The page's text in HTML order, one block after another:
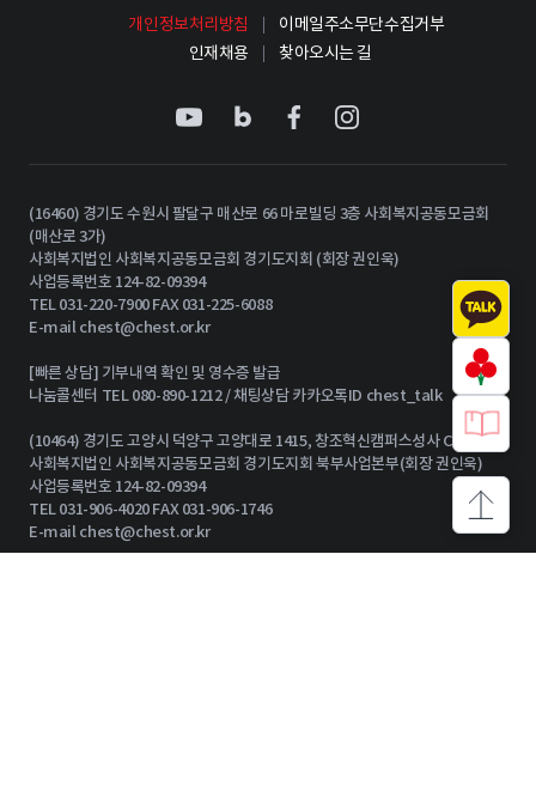
상단으
개인정보처리방침
이메일주소무단수집거부
인재채용
찾아오시는 길
(16460) 경기도 수원시 팔달구 매산로 66 마로빌딩 3층 사회복지공동모금회
(매산로 3가)
사회복지법인 사회복지공동모금회 경기도지회 (회장 권인욱)
사업등록번호 124-82-09394
TEL 031-220-7900 FAX 031-225-6088
E-mailchest@chest.or.kr
[빠른 상담] 기부내역 확인 및 영수증 발급
나눔콜센터 TEL 080-890-1212 / 채팅상담 카카오톡ID chest_talk
(10464) 경기도 고양시 덕양구 고양대로 1415, 창조혁신캠퍼스성사 C동 15층
사회복지법인 사회복지공동모금회 경기도지회 북부사업본부(회장 권인욱)
사업등록번호 124-82-09394
TEL 031-906-4020 FAX 031-906-1746
E-mailchest@chest.or.kr